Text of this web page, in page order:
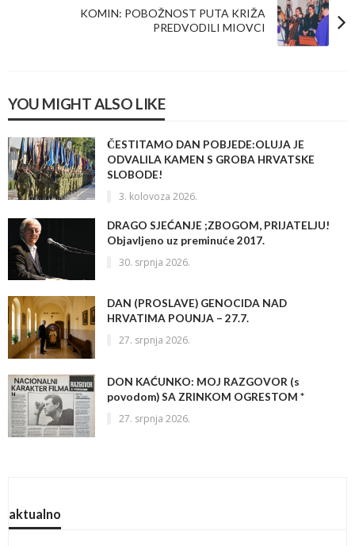
KOMIN: POBOŽNOST PUTA KRIŽA
PREDVODILI MIOVCI
YOU MIGHT ALSO LIKE
ČESTITAMO DAN POBJEDE:OLUJA JE
ODVALILA KAMEN S GROBA HRVATSKE
SLOBODE!
3. kolovoza 2026.
DRAGO SJEĆANJE ;ZBOGOM, PRIJATELJU!
Objavljeno uz preminuće 2017.
30. srpnja 2026.
DAN (PROSLAVE) GENOCIDA NAD
HRVATIMA POUNJA – 27.7.
27. srpnja 2026.
DON KAĆUNKO: MOJ RAZGOVOR (s
povodom) SA ZRINKOM OGRESTOM *
27. srpnja 2026.
aktualno